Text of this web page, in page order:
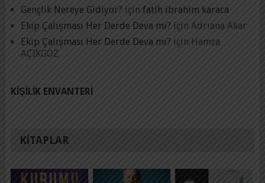
Gençlik Nereye Gidiyor? için fatih ibrahim karaca
Ekip Çalışması Her Derde Deva mı? için Adrıana Akar
Ekip Çalışması Her Derde Deva mı? için Hamza
AÇIKGÖZ
KIŞILIK ENVANTERI
KITAPLAR